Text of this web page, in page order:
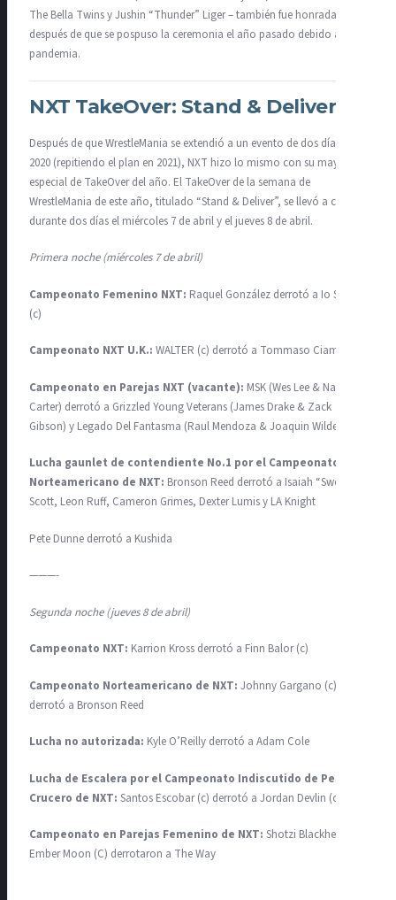
The Bella Twins y Jushin “Thunder” Liger – también fue honrada
después de que se pospuso la ceremonia el año pasado debido a la
pandemia.
NXT TakeOver: Stand & Deliver
Después de que WrestleMania se extendió a un evento de dos días en
2020 (repitiendo el plan en 2021), NXT hizo lo mismo con su mayor
especial de TakeOver del año. El TakeOver de la semana de
WrestleMania de este año, titulado “Stand & Deliver”, se llevó a cabo
durante dos días el miércoles 7 de abril y el jueves 8 de abril.
Primera noche (miércoles 7 de abril)
Campeonato Femenino NXT: Raquel González derrotó a Io Shirai
(c)
Campeonato NXT U.K.: WALTER (c) derrotó a Tommaso Ciampa
Campeonato en Parejas NXT (vacante): MSK (Wes Lee & Nash
Carter) derrotó a Grizzled Young Veterans (James Drake & Zack
Gibson) y Legado Del Fantasma (Raul Mendoza & Joaquin Wilde)
Lucha gaunlet de contendiente No.1 por el Campeonato
Norteamericano de NXT: Bronson Reed derrotó a Isaiah “Swerve”
Scott, Leon Ruff, Cameron Grimes, Dexter Lumis y LA Knight
Pete Dunne derrotó a Kushida
———-
Segunda noche (jueves 8 de abril)
Campeonato NXT: Karrion Kross derrotó a Finn Balor (c)
Campeonato Norteamericano de NXT: Johnny Gargano (c)
derrotó a Bronson Reed
Lucha no autorizada: Kyle O’Reilly derrotó a Adam Cole
Lucha de Escalera por el Campeonato Indiscutido de Peso
Crucero de NXT: Santos Escobar (c) derrotó a Jordan Devlin (c)
Campeonato en Parejas Femenino de NXT: Shotzi Blackheart &
Ember Moon (C) derrotaron a The Way